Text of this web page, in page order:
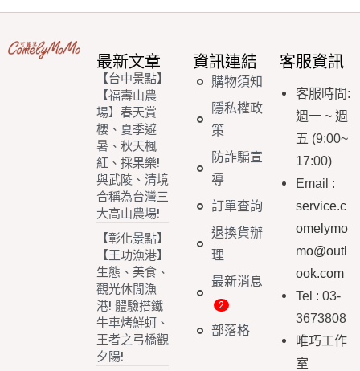
最新文章
【台中景點】
【福壽山農
場】春天賞
櫻、夏季避
暑、秋天楓
紅、採果樂!
與武陵、清境
合稱為台灣三
大高山農場!
【彰化景點】
【王功漁港】
生態、美食、
觀光休閒漁
港! 體驗搭鐵
牛車烤鮮蚵、
王者之弓橋觀
夕陽!
資訊連結
購物須知
隱私權政
策
防詐騙宣
導
訂單查詢
退換貨辦
理
最新消息
部落格
客服資訊
客服時間:
週一 ~ 週
五 (9:00~
17:00)
Email :
service.c
omelymo
mo@outl
ook.com
Tel : 03-
3673808
唯巧工作
室